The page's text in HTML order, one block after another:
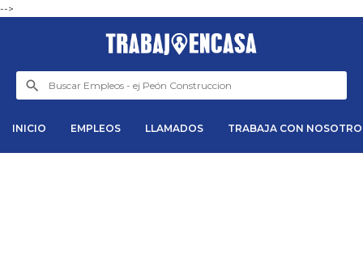
-->
INICIO EMPLEOS LLAMADOS TRABAJA CON